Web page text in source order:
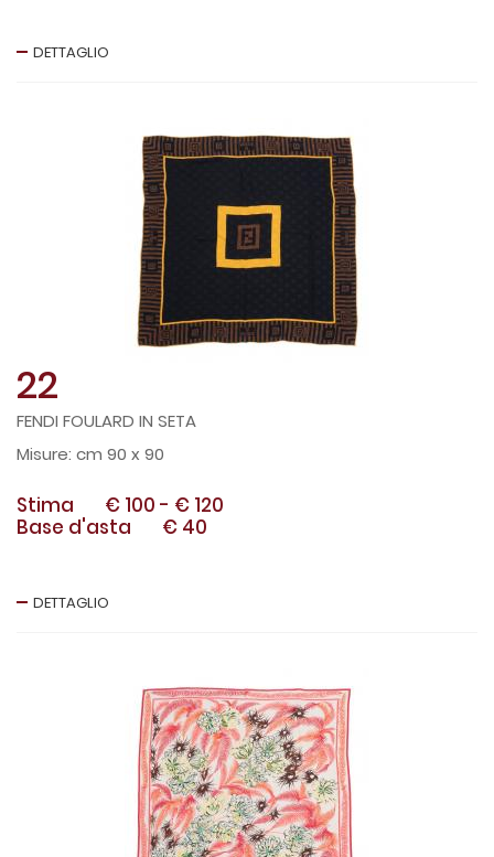
DETTAGLIO
22
FENDI FOULARD IN SETA
cm 90 x 90
Stima € 100 - € 120
Base d'asta
€ 40
DETTAGLIO